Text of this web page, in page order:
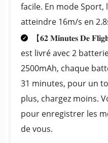
facile. En mode
atteindre 16m/s en
【𝟔𝟐 𝐌𝐢𝐧𝐮𝐭𝐞𝐬 𝐃𝐞
est livré avec 2
2500mAh, chaque
31 minutes, pour un
plus, chargez moins.
pour enregistrer les
de vous.